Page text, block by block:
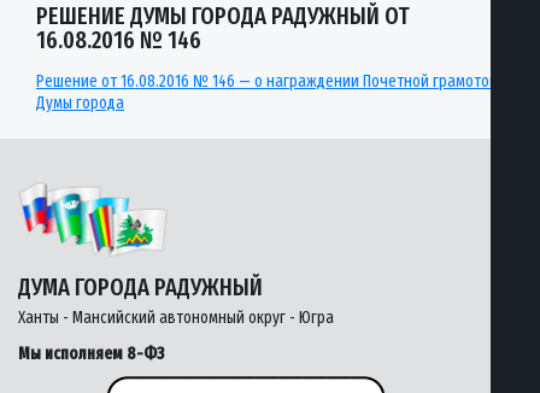
РЕШЕНИЕ ДУМЫ ГОРОДА РАДУЖНЫЙ ОТ
16.08.2016 № 146
Решение от 16.08.2016 № 146 — о награждении Почетной грамотой
Думы города
ДУМА ГОРОДА РАДУЖНЫЙ
Ханты - Мансийский автономный округ - Югра
Мы исполняем 8-ФЗ